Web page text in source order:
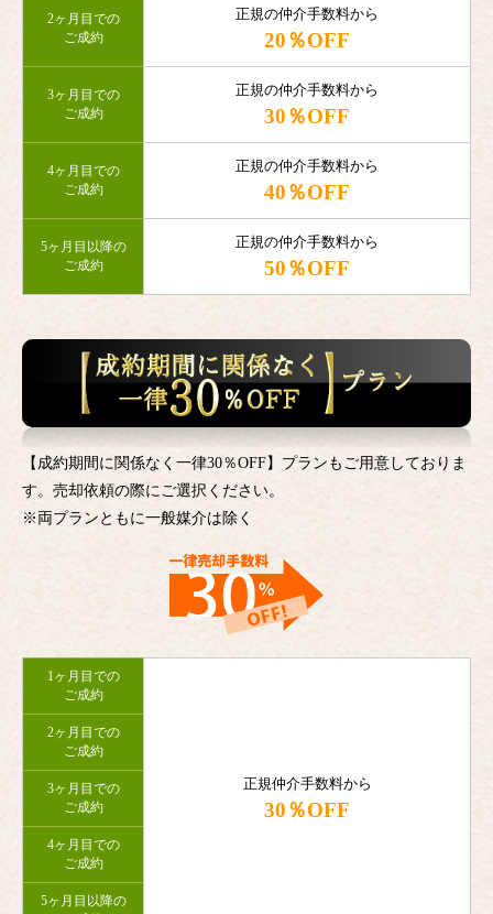
2ヶ月目での
ご成約
正規の仲介手数料から
20％OFF
3ヶ月目での
ご成約
正規の仲介手数料から
30％OFF
4ヶ月目での
ご成約
正規の仲介手数料から
40％OFF
5ヶ月目以降の
ご成約
正規の仲介手数料から
50％OFF
【成約期間に関係なく一律30％OFF】プランもご用意しておりま
す。売却依頼の際にご選択ください。
※両プランともに一般媒介は除く
1ヶ月目での
ご成約
正規仲介手数料から
30％OFF
2ヶ月目での
ご成約
3ヶ月目での
ご成約
4ヶ月目での
ご成約
5ヶ月目以降の